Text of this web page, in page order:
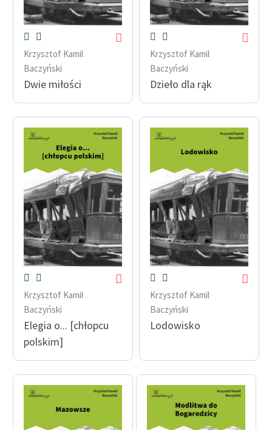
Krzysztof Kamil
Baczyński
Dwie miłości
Krzysztof Kamil
Baczyński
Dzieło dla rąk
Krzysztof Kamil
Baczyński
Elegia o... [chłopcu
polskim]
Krzysztof Kamil
Baczyński
Lodowisko